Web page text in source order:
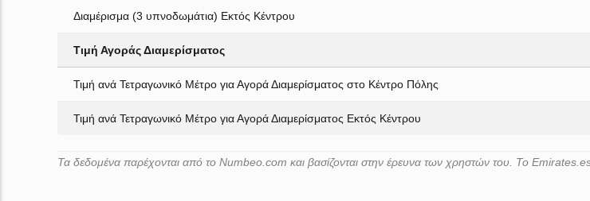
Διαμέρισμα (3 υπνοδωμάτια) Εκτός Κέντρου
Τιμή Αγοράς Διαμερίσματος
Τιμή ανά Τετραγωνικό Μέτρο για Αγορά Διαμερίσματος στο Κέντρο Πόλης
Τιμή ανά Τετραγωνικό Μέτρο για Αγορά Διαμερίσματος Εκτός Κέντρου
Τα δεδομένα παρέχονται από το Numbeo.com και βασίζονται στην έρευνα των χρηστών του. Το